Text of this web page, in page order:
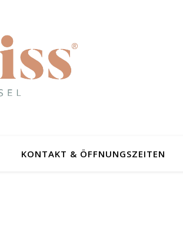
KONTAKT & ÖFFNUNGSZEITEN